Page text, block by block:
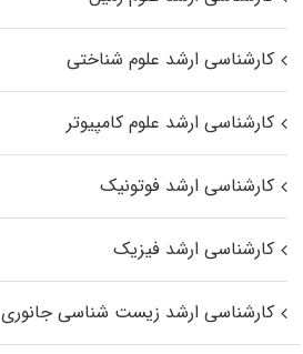
کارشناسی ارشد علوم شناختی
کارشناسی ارشد علوم کامپیوتر
کارشناسی ارشد فوتونیک
کارشناسی ارشد فیزیک
کارشناسی ارشد زیست‌ شناسی جانوری